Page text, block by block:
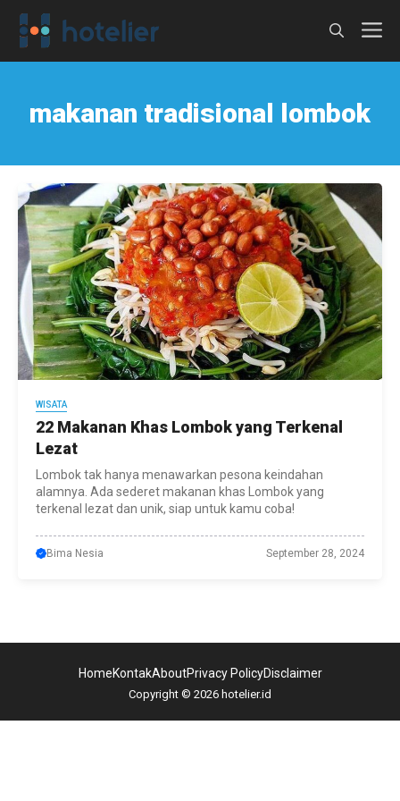
Langsung
makanan tradisional lombok
WISATA
22 Makanan Khas Lombok yang Terkenal
Lezat
Lombok tak hanya menawarkan pesona keindahan
alamnya. Ada sederet makanan khas Lombok yang
terkenal lezat dan unik, siap untuk kamu coba!
Bima Nesia September 28, 2024
Copyright © 2026 hotelier.id
HomeKontakAboutPrivacy PolicyDisclaimer